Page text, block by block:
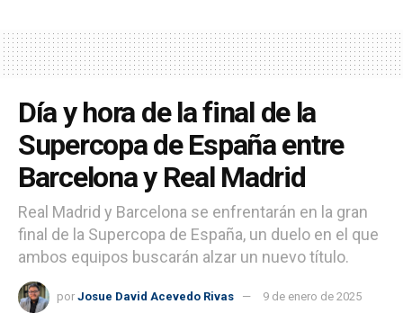
Día y hora de la final de la
Supercopa de España entre
Barcelona y Real Madrid
Real Madrid y Barcelona se enfrentarán en la gran
final de la Supercopa de España, un duelo en el que
ambos equipos buscarán alzar un nuevo título.
por Josue David Acevedo Rivas 9 de enero de 2025